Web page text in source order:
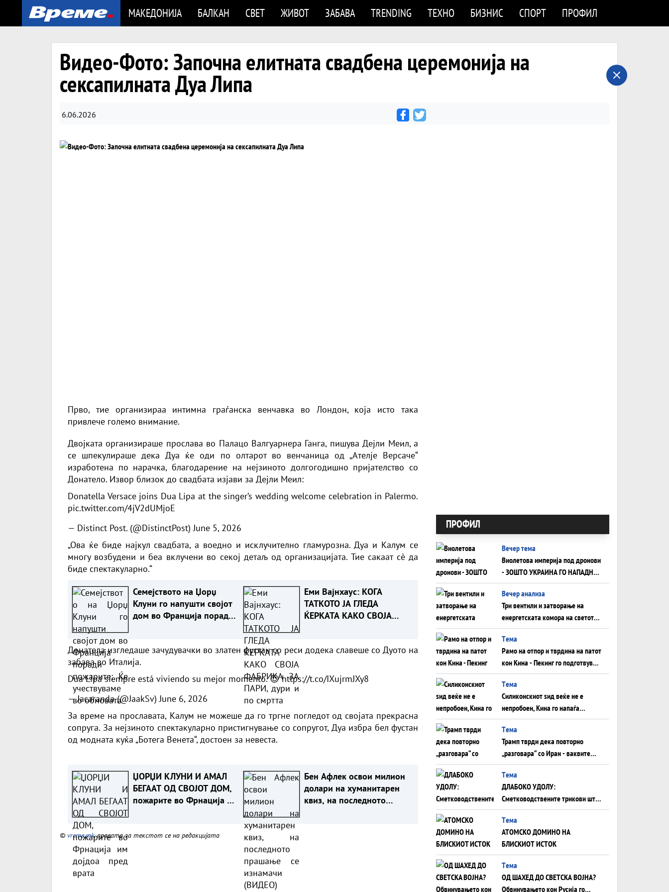
МАКЕДОНИЈА БАЛКАН СВЕТ ЖИВОТ ЗАБАВА TRENDING ТЕХНО БИЗНИС СПОРТ ПРОФИЛ
Видео-Фото: Започна елитната свадбена церемонија на
сексапилната Дуа Липа
6.06.2026
Прво, тие организираа интимна граѓанска венчавка во Лондон, која исто така
привлече големо внимание.
Двојката организираше прослава во Палацо Валгуарнера Ганга, пишува Дејли Меил, а
се шпекулираше дека Дуа ќе оди по олтарот во венчаница од „Ателје Версаче“
изработена по нарачка, благодарение на нејзиното долгогодишно пријателство со
Донатело. Извор близок до свадбата изјави за Дејли Меил:
Donatella Versace joins Dua Lipa at the singer’s wedding welcome celebration in Palermo.
pic.twitter.com/4jV2dUMjoE
— Distinct Post. (@DistinctPost) June 5, 2026
„Ова ќе биде најкул свадбата, а воедно и исклучително гламурозна. Дуа и Калум се
многу возбудени и беа вклучени во секој детаљ од организацијата. Тие сакаат сè да
биде спектакуларно.“
Семејството на Џорџ
Клуни го напушти својот
дом во Франција поради
Еми Вајнхаус: КОГА
ТАТКОТО ЈА ГЛЕДА
ЌЕРКАТА КАКО СВОЈА
Донатела изгледаше зачудувачки во златен фустан со реси додека славеше со Дуото на
забава во Италија.
Dua Lipa siempre está viviendo su mejor momento. 😍https://t.co/IXujrmJXy8
— Jacaranda (@JaakSv) June 6, 2026
За време на прославата, Калум не можеше да го тргне погледот од својата прекрасна
сопруга. За нејзиното спектакуларно пристигнување со сопругот, Дуа избра бел фустан
од модната куќа „Ботега Венета“, достоен за невеста.
ЏОРЏИ КЛУНИ И АМАЛ
БЕГААТ ОД СВОЈОТ ДОМ,
пожарите во Фрнација им
Бен Афлек освои милион
долари на хуманитарен
квиз, на последното
© vreme.mk, правата за текстот се на редакцијата
ПРОФИЛ
Вечер тема
Виолетова империја под дронови
- ЗОШТО УКРАИНА ГО НАПАДНА
РУСКИОТ WILDBERRIES
Вечер анализа
Три вентили и затворање на
енергетската комора на светот:
Нападот во Суец најавува
глобален енергетски инфаркт?
Tема
Рамо на отпор и тврдина на патот
кон Кина - Пекинг го подготвува
Иран за американска копнена
инвазија
Tема
Силиконскиот ѕид веќе не е
непробоен, Кина го напаѓа
последниот голем монопол на
Западот?
Tема
Трамп тврди дека повторно
„разговара“ со Иран - ваквите
моменти се поопасни од
отворените закани
Tема
ДЛАБОКО УДОЛУ:
Сметководствените трикови што
го соборија ЕНРОН ги
применуваат гигантите за ВИ
Tема
АТОМСКО ДОМИНО НА
БЛИСКИОТ ИСТОК
Tема
ОД ШАХЕД ДО СВЕТСКА ВОЈНА?
Обвинувањето кон Русија го